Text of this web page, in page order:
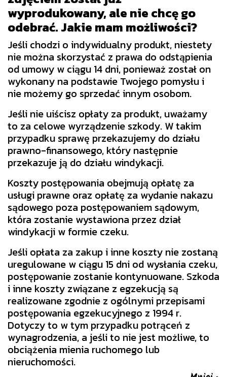
wyprodukowany, ale nie chcę go
odebrać. Jakie mam możliwości?
Jeśli chodzi o indywidualny produkt, niestety
nie można skorzystać z prawa do odstąpienia
od umowy w ciągu 14 dni, ponieważ został on
wykonany na podstawie Twojego pomysłu i
nie możemy go sprzedać innym osobom.
Jeśli nie uiścisz opłaty za produkt, uważamy
to za celowe wyrządzenie szkody. W takim
przypadku sprawę przekazujemy do działu
prawno-finansowego, który następnie
przekazuje ją do działu windykacji.
Koszty postępowania obejmują opłatę za
usługi prawne oraz opłatę za wydanie nakazu
sądowego poza postępowaniem sądowym,
która zostanie wystawiona przez dział
windykacji w formie czeku.
Jeśli opłata za zakup i inne koszty nie zostaną
uregulowane w ciągu 15 dni od wysłania czeku,
postępowanie zostanie kontynuowane. Szkoda
i inne koszty związane z egzekucją są
realizowane zgodnie z ogólnymi przepisami
postępowania egzekucyjnego z 1994 r.
Dotyczy to w tym przypadku potrąceń z
wynagrodzenia, a jeśli to nie jest możliwe, to
obciążenia mienia ruchomego lub
nieruchomości.